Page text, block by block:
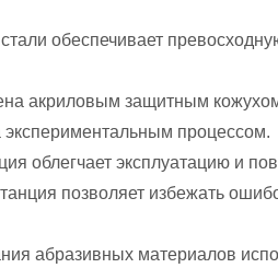
обеспечивает
акриловым защитным
процессом.
облегчает эксплуатацию и
позволяет избежать
абразивных материалов